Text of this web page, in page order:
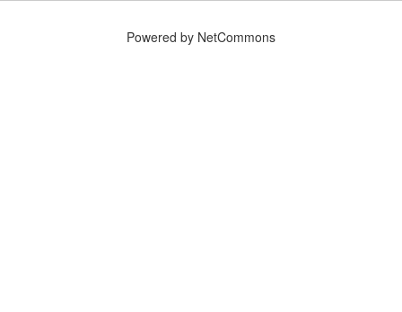
Powered by NetCommons